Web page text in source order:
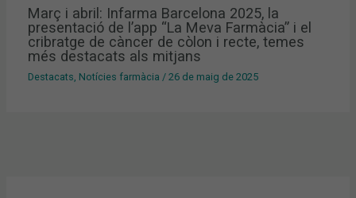
Març i abril: Infarma Barcelona 2025, la
presentació de l’app “La Meva Farmàcia” i el
cribratge de càncer de còlon i recte, temes
més destacats als mitjans
Destacats Notícies farmàcia /26 de maig de 2025